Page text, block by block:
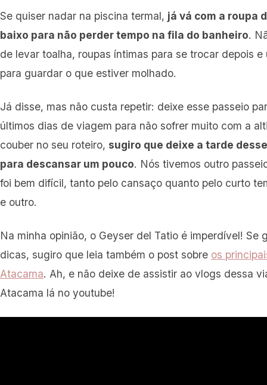
Se quiser nadar na piscina termal, já vá com a roupa
baixo para não perder tempo na fila do banheiro.
de levar toalha, roupas íntimas para se trocar depois e
para guardar o que estiver molhado.
Já disse, mas não custa repetir: deixe esse passeio
últimos dias de viagem para não sofrer muito com a
couber no seu roteiro, sugiro que deixe a tarde
para descansar um pouco. Nós tivemos outro
foi bem difícil, tanto pelo cansaço quanto pelo curto
e outro.
Na minha opinião, o Geyser del Tatio é imperdível! Se
dicas, sugiro que leia também o post sobre os
Atacama. Ah, e não deixe de assistir ao vlogs dessa
Atacama lá no youtube!